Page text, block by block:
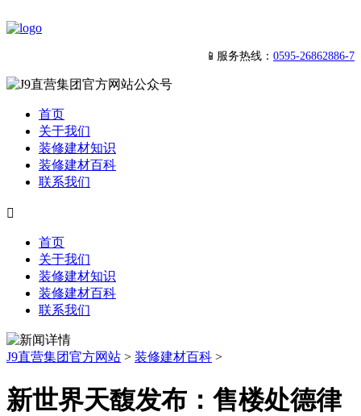
📱服务热线： 0595-26862886-7
首页
关于我们
装修建材知识
装修建材百科
联系我们

首页
关于我们
装修建材知识
装修建材百科
联系我们
J9直营集团官方网站 > 装修建材百科 >
新世界天馥发布：售楼处德律